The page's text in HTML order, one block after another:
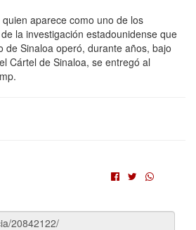
aparece como uno de los
la investigación estadounidense que
de Sinaloa operó, durante años, bajo
Cártel de Sinaloa, se entregó al